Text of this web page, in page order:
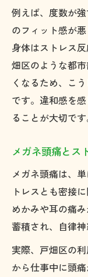
例えば、度数が
のフィット感が
身体はストレス
畑区のような都
くなるため、こ
です。違和感を
ることが大切です
メガネ頭痛とス
メガネ頭痛は、
トレスとも密接
めかみや耳の痛
蓄積され、自律
実際、戸畑区の
から仕事中に頭